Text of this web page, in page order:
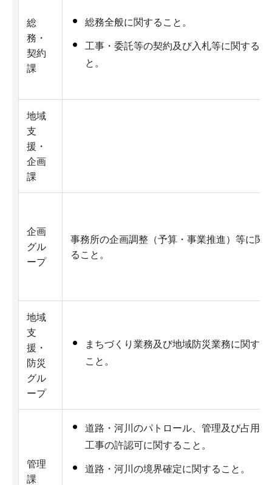
総
務・
契約
課
総務全般に関すること。
工事・委託等の契約及び入札等に関するこ
と。
地域
支
援・
企画
課
企画
グル
ープ
事務所の企画調整（予算・事業推進）等に関
ること。
地域
支
援・
防災
グル
ープ
まちづくり業務及び地域防災業務に関する
こと。
管理
課
道路・河川のパトロール、管理及び占用・
工事の許認可に関すること。
道路・河川の境界確定に関すること。